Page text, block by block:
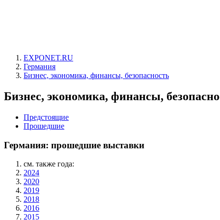
EXPONET.RU
Германия
Бизнес, экономика, финансы, безопасность
Бизнес, экономика, финансы,
Предстоящие
Прошедшие
Германия: прошедшие выставки
см. также года:
2024
2020
2019
2018
2016
2015